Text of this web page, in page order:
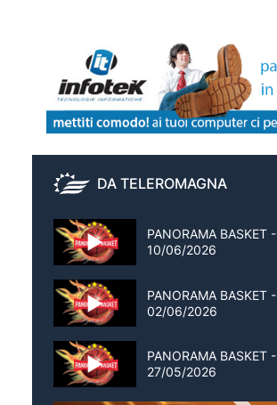
DA TELEROMAGNA
PANORAMA BASKET -
10/06/2026
PANORAMA BASKET -
02/06/2026
PANORAMA BASKET -
27/05/2026